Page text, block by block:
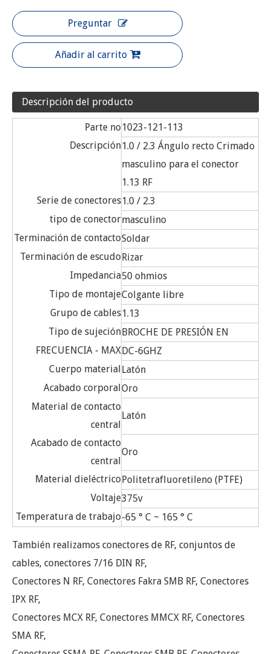
Preguntar
Añadir al carrito
Descripción del producto
Parte no1023-121-113
Descripción1.0 / 2.3 Ángulo recto Crimado
masculino para el conector
1.13 RF
Serie de conectores1.0 / 2.3
tipo de conectormasculino
Terminación de contactoSoldar
Terminación de escudoRizar
Impedancia50 ohmios
Tipo de montajeColgante libre
Grupo de cables1.13
Tipo de sujeciónBROCHE DE PRESIÓN EN
FRECUENCIA - MAXDC-6GHZ
Cuerpo materialLatón
Acabado corporalOro
Material de contacto
central
Latón
Acabado de contacto
central
Oro
Material dieléctricoPolitetrafluoretileno (PTFE)
Voltaje375v
Temperatura de trabajo-65 ° C ~ 165 ° C
También realizamos conectores de RF, conjuntos de
cables, conectores 7/16 DIN RF,
Conectores N RF, Conectores Fakra SMB RF, Conectores
IPX RF,
Conectores MCX RF, Conectores MMCX RF, Conectores
SMA RF,